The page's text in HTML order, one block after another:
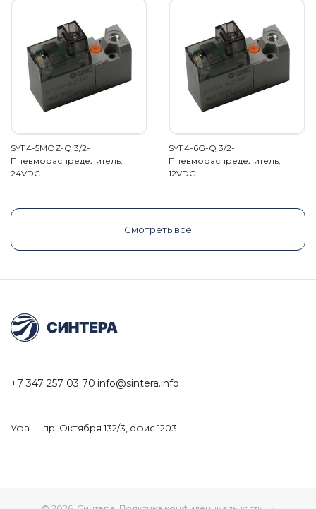
SY114-5MOZ-Q 3/2-
Пневмораспределитель,
24VDC
SY114-6G-Q 3/2-
Пневмораспределитель,
12VDC
Смотреть все
+7 347 257 03 70 info@sintera.info
Уфа — пр. Октября 132/3, офис 1203